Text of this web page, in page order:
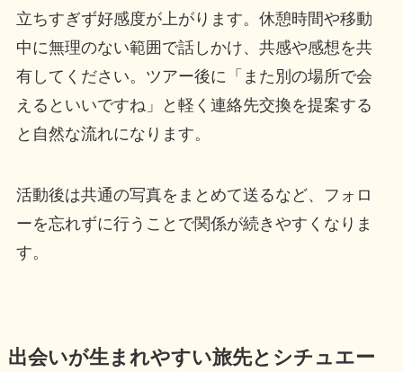
立ちすぎず好感度が上がります。休憩時間や移動
中に無理のない範囲で話しかけ、共感や感想を共
有してください。ツアー後に「また別の場所で会
えるといいですね」と軽く連絡先交換を提案する
と自然な流れになります。
活動後は共通の写真をまとめて送るなど、フォロ
ーを忘れずに行うことで関係が続きやすくなりま
す。
出会いが生まれやすい旅先とシチュエー